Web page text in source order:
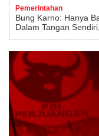
Pemerintahan
Bung Karno: Hanya
Dalam Tangan